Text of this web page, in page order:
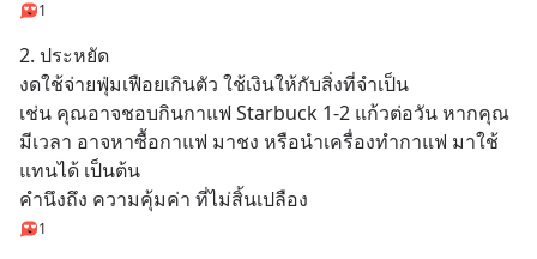
1
2. ประหยัด
งดใช้จ่ายฟุ่มเฟือยเกินตัว ใช้เงินให้กับสิ่งที่จำเป็น
เช่น คุณอาจชอบกินกาแฟ Starbuck 1-2 แก้วต่อวัน หากคุณ
มีเวลา อาจหาซื้อกาแฟ มาชง หรือนำเครื่องทำกาแฟ มาใช้
แทนได้ เป็นต้น
คำนึงถึง ความคุ้มค่า ที่ไม่สิ้นเปลือง
1